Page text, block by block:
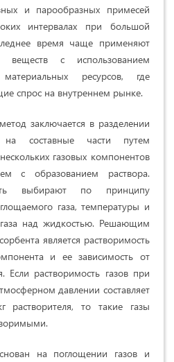
и парообразных примесей
интервалах при большой
время чаще применяют
веществ с использованием
ресурсов, где
спрос на внутреннем рынке.
заключается в разделении
на составные части путем
газовых компонентов
с образованием раствора.
выбирают по принципу
газа, температуры и
газа над жидкостью. Решающим
является растворимость
и ее зависимость от
Если растворимость газов при
давлении составляет
то такие газы
на поглощении газов и